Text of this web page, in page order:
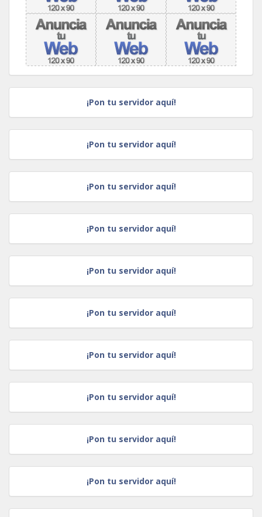
¡Pon tu servidor aquí!
¡Pon tu servidor aquí!
¡Pon tu servidor aquí!
¡Pon tu servidor aquí!
¡Pon tu servidor aquí!
¡Pon tu servidor aquí!
¡Pon tu servidor aquí!
¡Pon tu servidor aquí!
¡Pon tu servidor aquí!
¡Pon tu servidor aquí!